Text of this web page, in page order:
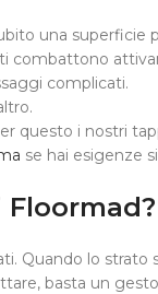
una superficie
combattono
complicati.
questo i nostri
se hai esigenze
Quando lo
basta un